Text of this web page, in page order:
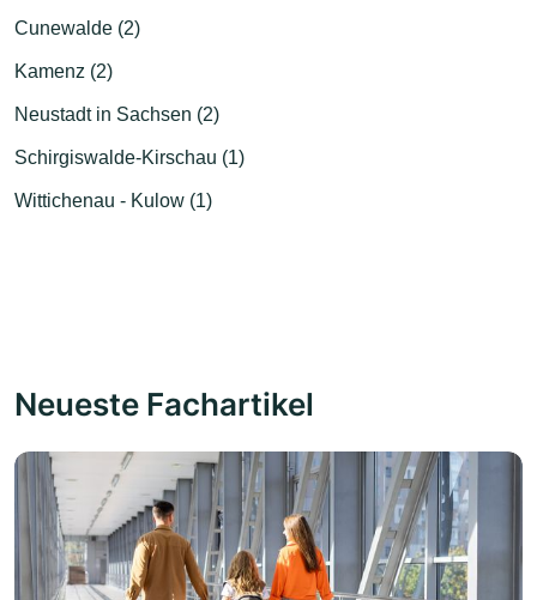
Cunewalde (2)
Kamenz (2)
Neustadt in Sachsen (2)
Schirgiswalde-Kirschau (1)
Wittichenau - Kulow (1)
Neueste Fachartikel